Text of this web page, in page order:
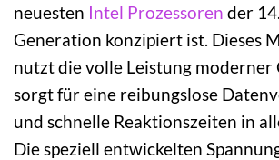
neuesten Intel Prozessoren der
Generation konzipiert ist. Dieses
nutzt die volle Leistung moderner
sorgt für eine reibungslose
und schnelle Reaktionszeiten in
Die speziell entwickelten